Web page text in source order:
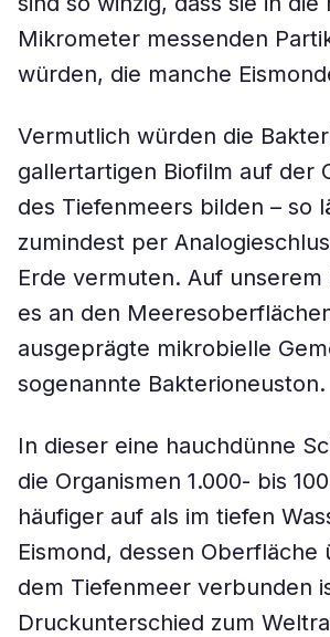
Mikrometer messenden
würden, die manche
Vermutlich würden die
gallertartigen Biofilm auf der
des Tiefenmeers bilden – so
zumindest per
Erde vermuten. Auf
es an den
ausgeprägte mikrobielle
sogenannte Bakterioneuston.
In dieser eine hauchdünne
die Organismen 1.000- bis
häufiger auf als im tiefen
Eismond, dessen Oberfläche
dem Tiefenmeer verbunden
Druckunterschied zum